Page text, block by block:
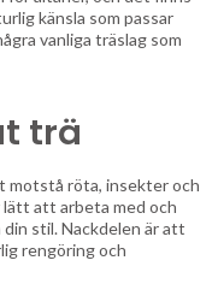
känsla som passar
vanliga träslag som
trä
motstå röta, insekter och
att arbeta med och
stil. Nackdelen är att
rengöring och